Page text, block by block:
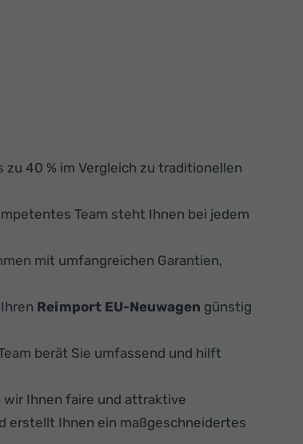
40 % im Vergleich zu traditionellen
Team steht Ihnen bei jedem
mit umfangreichen Garantien,
Reimport EU-Neuwagen günstig
berät Sie umfassend und hilft
wir Ihnen faire und attraktive
erstellt Ihnen ein maßgeschneidertes